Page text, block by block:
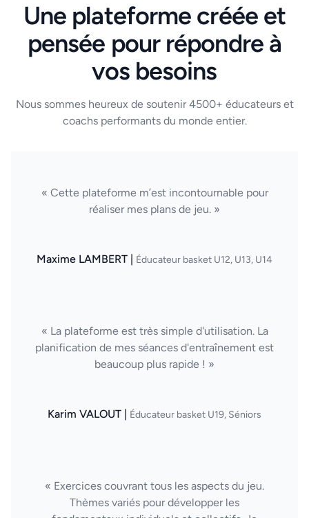
Une plateforme créée et
pensée pour répondre à
vos besoins
Nous sommes heureux de soutenir 4500+ éducateurs et
coachs performants du monde entier.
« Cette plateforme m’est incontournable pour
réaliser mes plans de jeu. »
Maxime LAMBERT | Éducateur basket U12, U13, U14
« La plateforme est très simple d'utilisation. La
planification de mes séances d'entraînement est
beaucoup plus rapide ! »
Karim VALOUT | Éducateur basket U19, Séniors
« Exercices couvrant tous les aspects du jeu.
Thèmes variés pour développer les